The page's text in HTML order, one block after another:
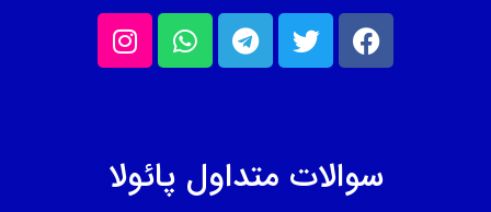
F
a
c
o
o
T
w
i
e
r
T
e
l
r
a
W
h
a
a
p
I
n
s
g
r
سوالات متداول پائولا